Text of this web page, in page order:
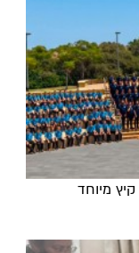
מיוחד